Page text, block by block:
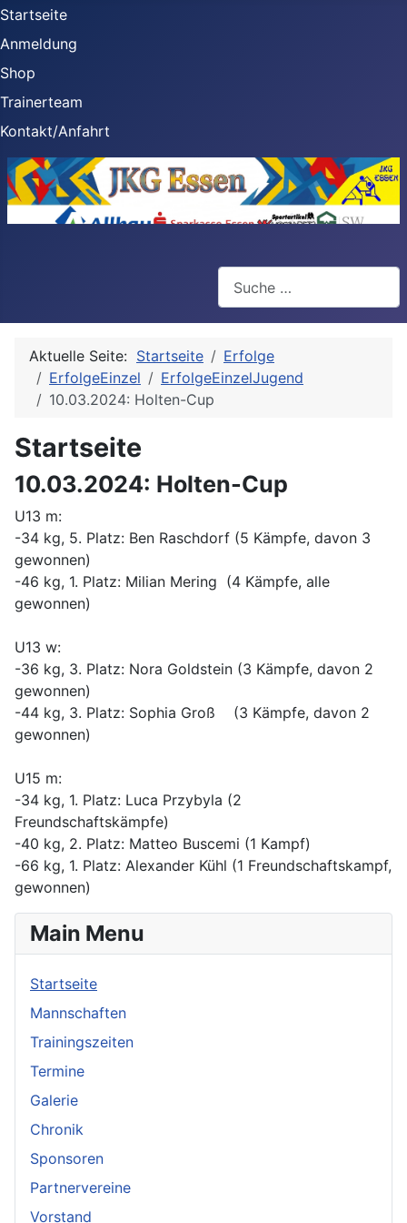
Startseite
Anmeldung
Shop
Trainerteam
Kontakt/Anfahrt
Main Menu
Startseite
Mannschaften
Trainingszeiten
Termine
Galerie
Chronik
Sponsoren
Partnervereine
Vorstand
Aktuelle Seite: Startseite
Erfolge
ErfolgeEinzel
ErfolgeEinzelJugend
10.03.2024: Holten-Cup
Startseite
10.03.2024: Holten-Cup
U13 m:
-34 kg, 5. Platz: Ben Raschdorf (5 Kämpfe, davon 3
gewonnen)
-46 kg, 1. Platz: Milian Mering (4 Kämpfe, alle
gewonnen)
U13 w:
-36 kg, 3. Platz: Nora Goldstein (3 Kämpfe, davon 2
gewonnen)
-44 kg, 3. Platz: Sophia Groß (3 Kämpfe, davon 2
gewonnen)
U15 m:
-34 kg, 1. Platz: Luca Przybyla (2
Freundschaftskämpfe)
-40 kg, 2. Platz: Matteo Buscemi (1 Kampf)
-66 kg, 1. Platz: Alexander Kühl (1 Freundschaftskampf,
gewonnen)